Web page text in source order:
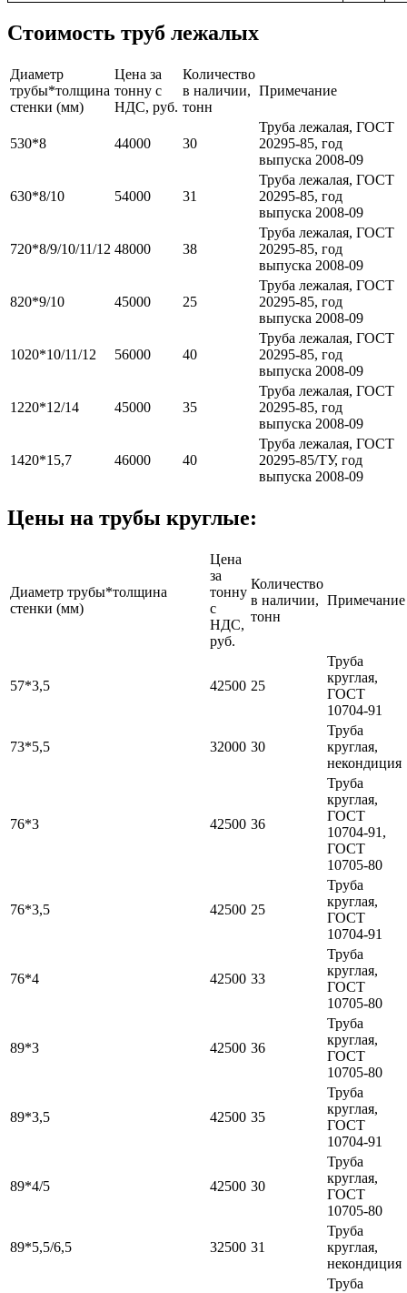
Стоимость труб лежалых
Диаметр
трубы*толщина
стенки (мм)
Цена за
тонну с
НДС, руб.
Количество
в наличии,
тонн
Примечание
530*8 44000 30
Труба лежалая, ГОСТ
20295-85, год
выпуска 2008-09
630*8/10 54000 31
Труба лежалая, ГОСТ
20295-85, год
выпуска 2008-09
720*8/9/10/11/12 48000 38
Труба лежалая, ГОСТ
20295-85, год
выпуска 2008-09
820*9/10 45000 25
Труба лежалая, ГОСТ
20295-85, год
выпуска 2008-09
1020*10/11/12 56000 40
Труба лежалая, ГОСТ
20295-85, год
выпуска 2008-09
1220*12/14 45000 35
Труба лежалая, ГОСТ
20295-85, год
выпуска 2008-09
1420*15,7 46000 40
Труба лежалая, ГОСТ
20295-85/ТУ, год
выпуска 2008-09
Цены на трубы круглые:
Диаметр трубы*толщина
стенки (мм)
Цена
за
тонну
с
НДС,
руб.
Количество
в наличии,
тонн
Примечание
57*3,5 42500 25
Труба
круглая,
ГОСТ
10704-91
73*5,5 32000 30
Труба
круглая,
некондиция
76*3 42500 36
Труба
круглая,
ГОСТ
10704-91,
ГОСТ
10705-80
76*3,5 42500 25
Труба
круглая,
ГОСТ
10704-91
76*4 42500 33
Труба
круглая,
ГОСТ
10705-80
89*3 42500 36
Труба
круглая,
ГОСТ
10705-80
89*3,5 42500 35
Труба
круглая,
ГОСТ
10704-91
89*4/5 42500 30
Труба
круглая,
ГОСТ
10705-80
89*5,5/6,5 32500 31
Труба
круглая,
некондиция
Труба